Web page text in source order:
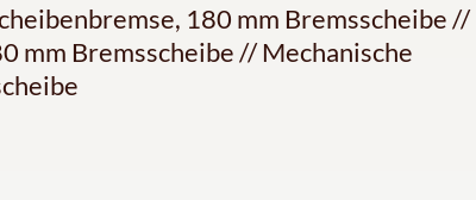
180 mm Bremsscheibe //
mm Bremsscheibe // Mechanische